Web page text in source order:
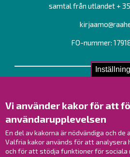
Vi använder kakor för att
användarupplevelsen
En del av kakorna är nödvändiga och
Valfria kakor används för att analysera
och för att stödja funktioner för sociala
samtal från utlandet +
FO-nummer:
Kontakt
Kontaktuppgifter till
Guidekarta
Brahestad på